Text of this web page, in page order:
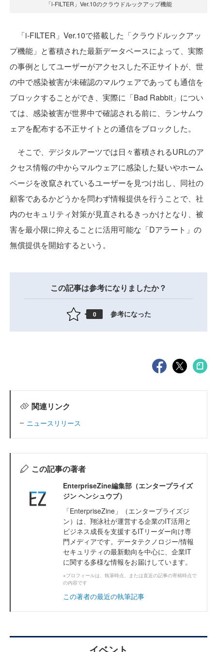
「i-FILTER」Ver.10のクラウドルックアップ機能
「i-FILTER」Ver.10で搭載した「クラウドルックアッ
プ機能」と蓄積された最新データベースによって、実際
の事例としてユーザーがアクセスした不正サイトが、世
の中で感染被害が未確認のマルウェアであっても通信を
ブロックすることができ、実際に「Bad Rabbit」につい
ては、感染被害が世界中で確認される前に、ランサムウ
ェアを配布する不正サイトとの通信をブロックした。
そこで、デジタルアーツでは日々蓄積されるURLのア
クセス情報の中からマルウェアに感染した疑いやホーム
ページを改竄されているユーザーを見つけ出し、同社の
顧客であるかどうかを問わず情報提供を行うことで、社
内のセキュリティ対策が見直されるきっかけとなり、被
害を最小限に抑えることに活用可能な「Dアラート」の
無償提供を開始するという。
この記事は参考になりましたか？
0 参考になった
関連リンク
ニュースリリース
この記事の著者
EnterpriseZine編集部（エンタープライズ
ジン ヘンシュウブ）
「EnterpriseZine」（エンタープライズジ
ン）は、翔泳社が運営する企業のIT活用と
ビジネス成長を支援するITリーダー向け専
門メディアです。データテクノロジー/情報
セキュリティの最新動向を中心に、企業IT
に関する多様な情報をお届けしています。
※プロフィールは、執筆時点、または直近の記事の寄稿時点で
の内容です
この著者の最近の執筆記事
イベント